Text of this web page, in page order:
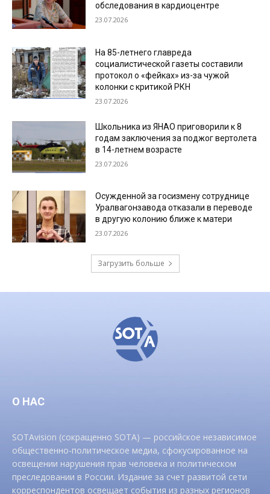
обследования в кардиоцентре
23.07.2026
На 85-летнего главреда
социалистической газеты составили
протокол о «фейках» из-за чужой
колонки с критикой РКН
23.07.2026
Школьника из ЯНАО приговорили к 8
годам заключения за поджог вертолета
в 14-летнем возрасте
23.07.2026
Осужденной за госизмену сотруднице
Уралвагонзавода отказали в переводе
в другую колонию ближе к матери
23.07.2026
Загрузить больше
О НАС
SOTAvision (сокращенно SOTA) — российское независимое
общественно-политическое медиа, сфокусированное на
освещении нарушения прав человека и политическом
преследовании в России. Издание за счет развитой сети
корреспондентов освещает события из разных регионов